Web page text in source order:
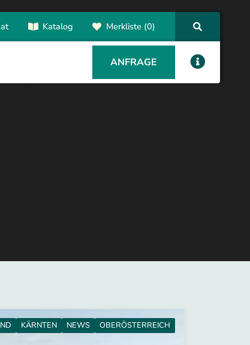
Katalog Merkliste (0)
ANFRAGE
KÄRNTEN NEWS OBERÖSTERREICH